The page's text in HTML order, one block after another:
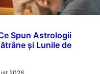
Spun Astrologii
și Lunile de